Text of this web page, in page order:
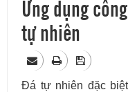
Ứng dụng
tự nhiên
Đá tự nhiên đặc